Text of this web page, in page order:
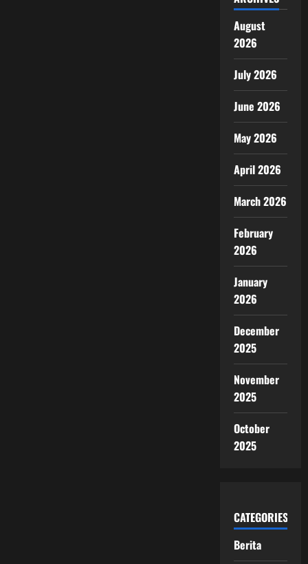
August
2026
July 2026
June 2026
May 2026
April 2026
March 2026
February
2026
January
2026
December
2025
November
2025
October
2025
CATEGORIES
Berita